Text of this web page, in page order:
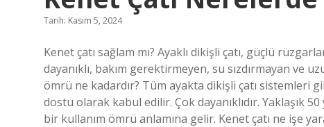
Tarih: Kasım 5, 2024
Kenet çatı sağlam mı? Ayaklı dikişli çatı, güçlü
dayanıklı, bakım gerektirmeyen, su sızdırmayan ve
ömrü ne kadardır? Tüm ayakta dikişli çatı sistemleri
dostu olarak kabul edilir. Çok dayanıklıdır. Yaklaşık
bir kullanım ömrü anlamına gelir. Kenet çatı ne işe